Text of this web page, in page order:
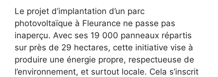
Le projet d’implantation d’un parc
photovoltaïque à Fleurance ne passe pas
inaperçu. Avec ses 19 000 panneaux répartis
sur près de 29 hectares, cette initiative vise à
produire une énergie propre, respectueuse de
l’environnement, et surtout locale. Cela s’inscrit